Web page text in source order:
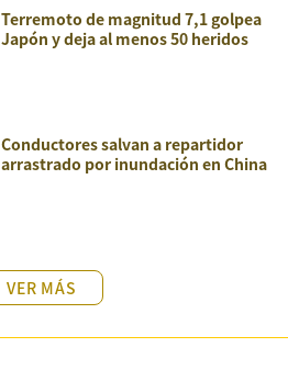
Terremoto de magnitud 7,1 golpea
Japón y deja al menos 50 heridos
Conductores salvan a repartidor
arrastrado por inundación en China
VER MÁS